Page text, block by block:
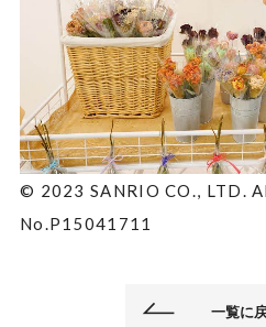
© 2023 SANRIO CO., LTD.
No.P15041711
一覧に